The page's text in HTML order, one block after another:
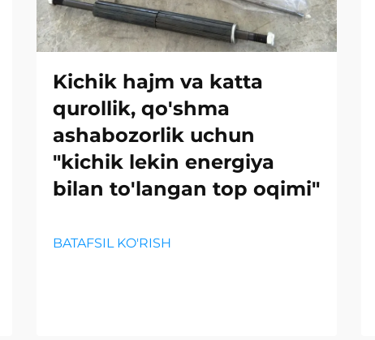
Kichik hajm va katta
qurollik, qo'shma
ashabozorlik uchun
"kichik lekin energiya
bilan to'langan top oqimi"
BATAFSIL KO'RISH